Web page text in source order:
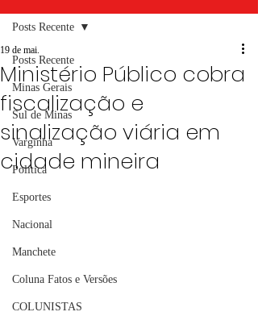
Posts Recente
Minas Gerais
Sul de Minas
Varginha
Política
Esportes
Nacional
Manchete
Coluna Fatos e Versões
COLUNISTAS
Posts Recente
Ministério Público cobra
fiscalização e
sinalização viária em
cidade mineira
19 de mai.